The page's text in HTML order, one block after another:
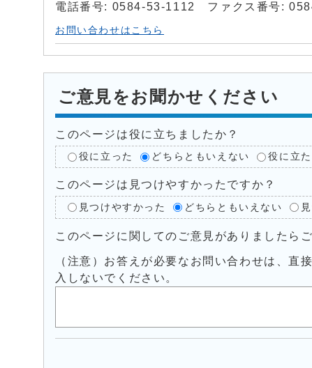
電話番号: 0584-53-1112 ファクス番号:
お問い合わせはこちら
ご意見をお聞かせください
このページは役に立ちましたか？
役に立った どちらともいえない 役に立
このページは見つけやすかったですか？
見つけやすかった どちらともいえない
このページに関してのご意見がありましたら
（注意）お答えが必要なお問い合わせは、
入しないでください。